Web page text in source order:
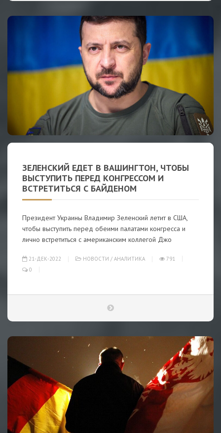
ЗЕЛЕНСКИЙ ЕДЕТ В ВАШИНГТОН, ЧТОБЫ
ВЫСТУПИТЬ ПЕРЕД КОНГРЕССОМ И
ВСТРЕТИТЬСЯ С БАЙДЕНОМ
Президент Украины Владимир Зеленский летит в США,
чтобы выступить перед обеими палатами конгресса и
лично встретиться с американским коллегой Джо
21-ДЕК-2022 НОВОСТИ / АНАЛИТИКА
791
0